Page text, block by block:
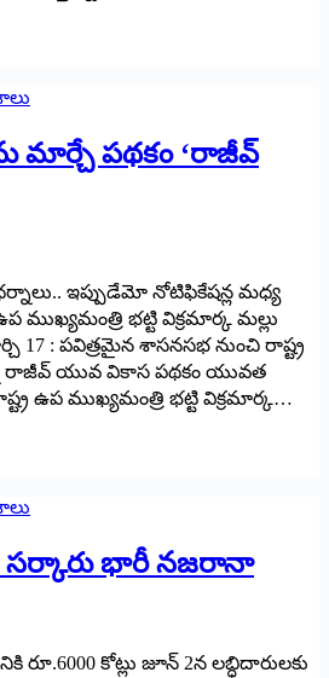
మార్చే పథకం ‘రాజీవ్‌
ఇప్పుడేమో నోటిఫికేషన్ల మధ్య
ముఖ్యమంత్రి భట్టి విక్రమార్క మల్లు
17 : పవిత్రమైన శాసనసభ నుంచి రాష్ట్ర
రాజీవ్‌ యువ వికాస పథకం యువత
ఉప ముఖ్యమంత్రి భట్టి విక్రమార్క…
సర్కారు భారీ నజరానా
కోట్లు జూన్ 2న లబ్ధిదారులకు